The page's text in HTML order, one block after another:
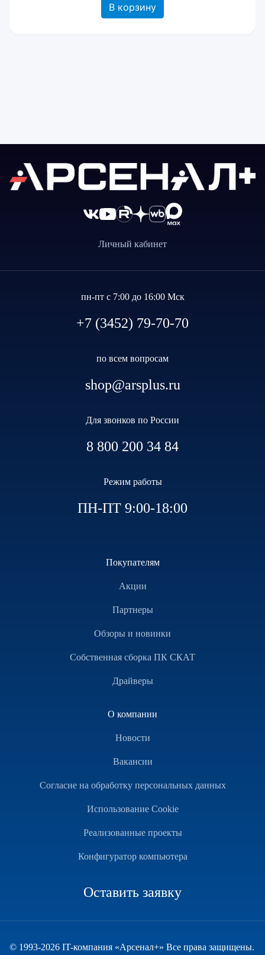
В корзину
Личный кабинет
пн-пт с 7:00 до 16:00 Мск
+7 (3452) 79-70-70
по всем вопросам
shop@arsplus.ru
Для звонков по России
8 800 200 34 84
Режим работы
ПН-ПТ 9:00-18:00
Покупателям
Акции
Партнеры
Обзоры и новинки
Собственная сборка ПК СКАТ
Драйверы
О компании
Новости
Вакансии
Согласие на обработку персональных данных
Использование Cookie
Реализованные проекты
Конфигуратор компьютера
Оставить заявку
© 1993-2026 IT-компания «Арсенал+» Все права защищены.